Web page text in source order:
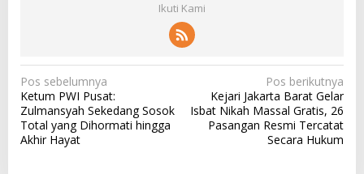
Ikuti Kami
N
a
v
i
Pos sebelumnya
Ketum PWI Pusat:
Zulmansyah Sekedang Sosok
Total yang Dihormati hingga
Akhir Hayat
Pos berikutnya
Kejari Jakarta Barat Gelar
Isbat Nikah Massal Gratis, 26
Pasangan Resmi Tercatat
Secara Hukum